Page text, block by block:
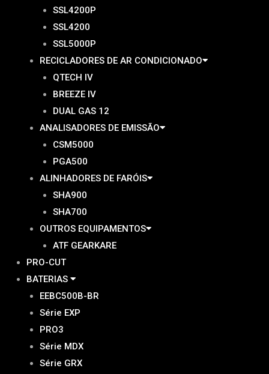
SSL4200P
SSL4200
SSL5000P
RECICLADORES DE AR CONDICIONADO
QTECH IV
BREEZE IV
DUAL GAS 12
ANALISADORES DE EMISSÃO
CSM5000
PGA500
ALINHADORES DE FARÓIS
SHA900
SHA700
OUTROS EQUIPAMENTOS
ATF GEARKARE
PRO-CUT
BATERIAS
EEBC500B-BR
Série EXP
PRO3
Série MDX
Série GRX